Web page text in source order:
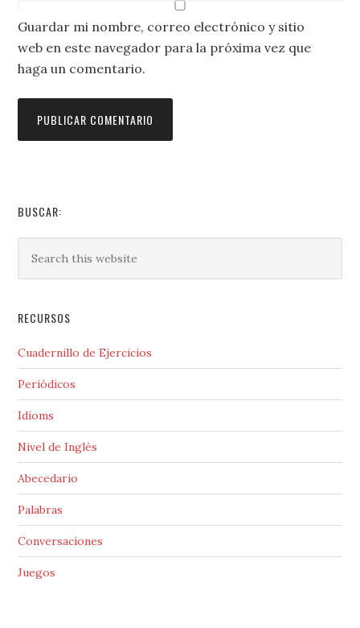
Guardar mi nombre, correo electrónico y sitio
web en este navegador para la próxima vez que
haga un comentario.
BUSCAR:
RECURSOS
Cuadernillo de Ejercicios
Periódicos
Idioms
Nivel de Inglés
Abecedario
Palabras
Conversaciones
Juegos